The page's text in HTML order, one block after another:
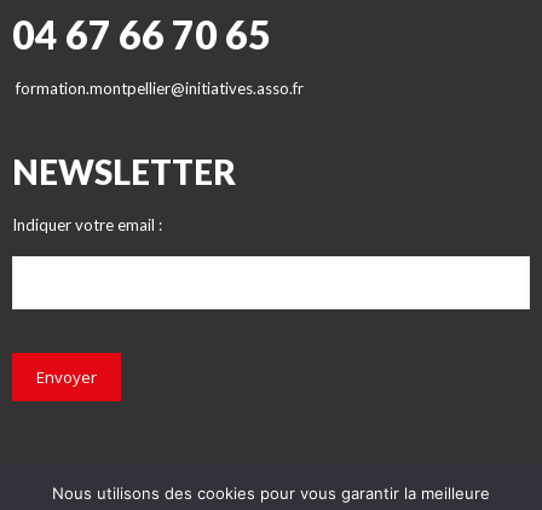
04 67 66 70 65
formation.montpellier@initiatives.asso.fr
NEWSLETTER
Indiquer votre email :
Envoyer
Nous utilisons des cookies pour vous garantir la meilleure